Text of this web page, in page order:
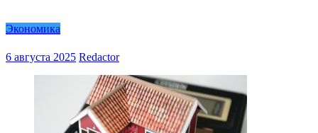
Экономика
6 августа 2025 Redactor